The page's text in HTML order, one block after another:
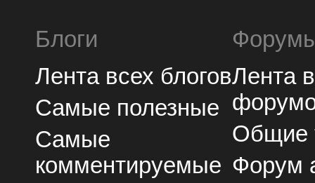
Блоги
Лента всех блогов
Самые полезные
Самые
комментируемые
Лента
Общие
Форум